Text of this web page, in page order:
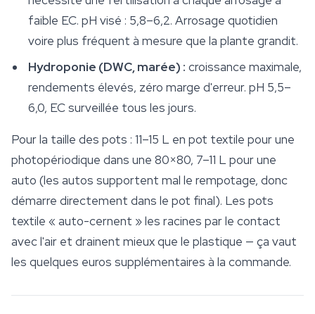
faible EC. pH visé : 5,8–6,2. Arrosage quotidien
voire plus fréquent à mesure que la plante grandit.
Hydroponie (DWC, marée) : croissance maximale,
rendements élevés, zéro marge d'erreur. pH 5,5–
6,0, EC surveillée tous les jours.
Pour la taille des pots : 11–15 L en pot textile pour une
photopériodique dans une 80×80, 7–11 L pour une
auto (les autos supportent mal le rempotage, donc
démarre directement dans le pot final). Les pots
textile « auto-cernent » les racines par le contact
avec l'air et drainent mieux que le plastique — ça vaut
les quelques euros supplémentaires à la commande.